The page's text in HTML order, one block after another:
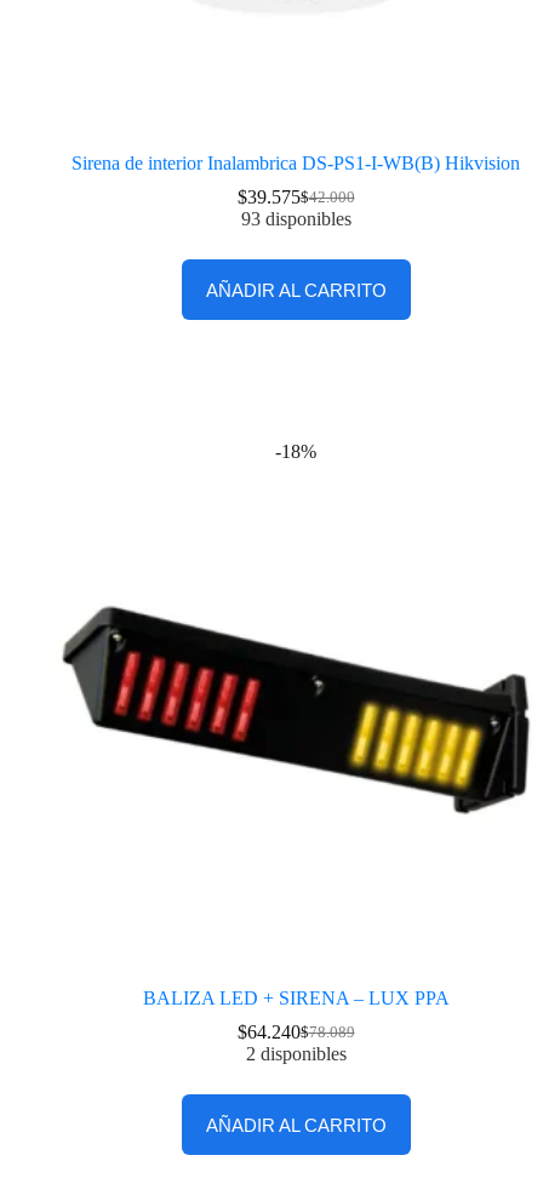
Sirena de interior Inalambrica DS-PS1-I-WB(B) Hikvision
$42.000
$39.575
93 disponibles
AÑADIR AL CARRITO
-18%
BALIZA LED + SIRENA – LUX PPA
$78.089
$64.240
2 disponibles
AÑADIR AL CARRITO